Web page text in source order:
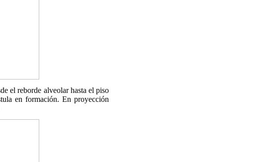
el reborde alveolar hasta el piso
en formación. En proyección